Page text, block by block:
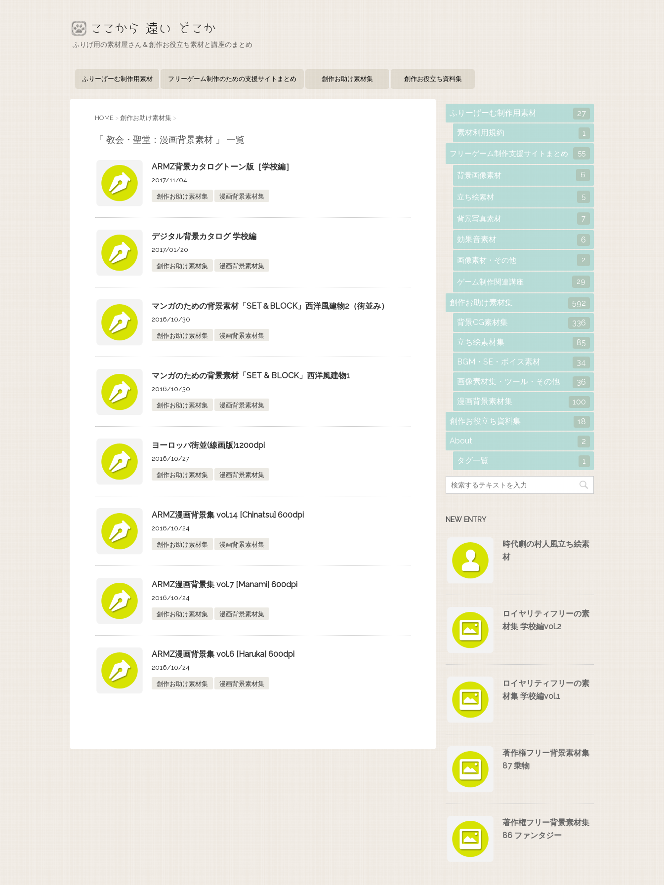
ふりげ用の素材屋さん＆創作お役立ち素材と講座のまとめ
ふりーげーむ制作用素材 フリーゲーム制作のための支援サイトまとめ 創作お助け素材集 創作お役立ち資料集
HOME > 創作お助け素材集 >
「 教会・聖堂：漫画背景素材 」 一覧
ARMZ背景カタログトーン版［学校編］
2017/11/04
創作お助け素材集 漫画背景素材集
デジタル背景カタログ 学校編
2017/01/20
創作お助け素材集 漫画背景素材集
マンガのための背景素材「SET＆BLOCK」西洋風建物2（街並み）
2016/10/30
創作お助け素材集 漫画背景素材集
マンガのための背景素材「SET & BLOCK」西洋風建物1
2016/10/30
創作お助け素材集 漫画背景素材集
ヨーロッパ街並(線画版)1200dpi
2016/10/27
創作お助け素材集 漫画背景素材集
ARMZ漫画背景集 vol.14 [Chinatsu] 600dpi
2016/10/24
創作お助け素材集 漫画背景素材集
ARMZ漫画背景集 vol.7 [Manami] 600dpi
2016/10/24
創作お助け素材集 漫画背景素材集
ARMZ漫画背景集 vol.6 [Haruka] 600dpi
2016/10/24
創作お助け素材集 漫画背景素材集
ふりーげーむ制作用素材 27
素材利用規約 1
フリーゲーム制作支援サイトまとめ 55
背景画像素材 6
立ち絵素材 5
背景写真素材 7
効果音素材 6
画像素材・その他 2
ゲーム制作関連講座 29
創作お助け素材集 592
背景CG素材集 336
立ち絵素材集 85
BGM・SE・ボイス素材 34
画像素材集・ツール・その他 36
漫画背景素材集 100
創作お役立ち資料集 18
About 2
タグ一覧 1
NEW ENTRY
時代劇の村人風立ち絵素
材
ロイヤリティフリーの素
材集 学校編vol.2
ロイヤリティフリーの素
材集 学校編vol.1
著作権フリー背景素材集
87 乗物
著作権フリー背景素材集
86 ファンタジー